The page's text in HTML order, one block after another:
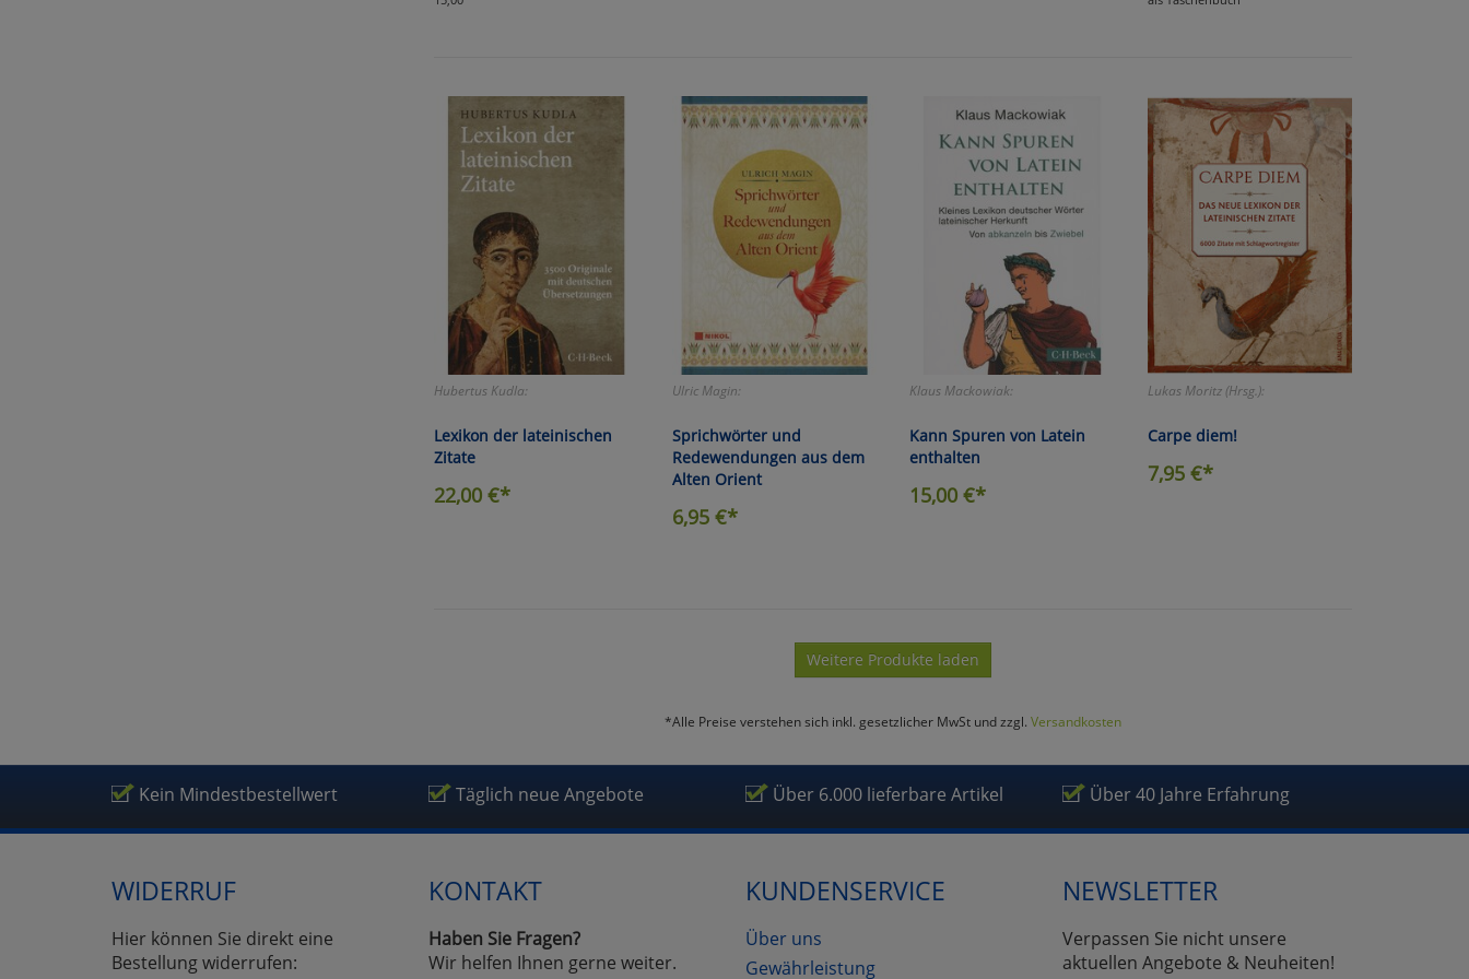
Hubertus Kudla:
Lexikon der lateinischen
Zitate
22,00 €*
Ulric Magin:
Sprichwörter und
Redewendungen aus dem
Alten Orient
6,95€*
Klaus Mackowiak:
Kann Spuren von Latein
enthalten
15,00 €*
Lukas Moritz (Hrsg.):
Carpe diem!
7,95€*
Weitere Produkte laden
*Alle Preise verstehen sich inkl. gesetzlicher MwSt und zzgl. Versandkosten
Kein Mindestbestellwert Täglich neue Angebote Über 6.000 lieferbare Artikel Über 40 Jahre Erfahrung
WIDERRUF
Hier können Sie direkt eine
Bestellung widerrufen:
KONTAKT
Haben Sie Fragen?
Wir helfen Ihnen gerne weiter.
KUNDENSERVICE
Über uns
Gewährleistung
NEWSLETTER
Verpassen Sie nicht unsere
aktuellen Angebote & Neuheiten!